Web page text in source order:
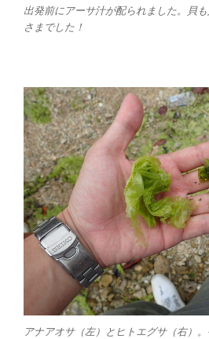
出発前にアーサ汁が配られました。貝
さまでした！
アナアオサ（左）とヒトエグサ（右）